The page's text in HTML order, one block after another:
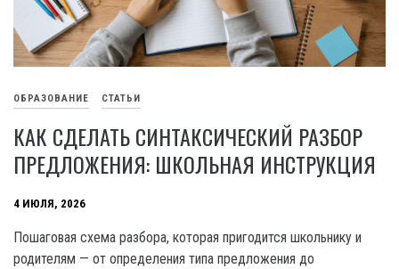
ОБРАЗОВАНИЕ СТАТЬИ
КАК СДЕЛАТЬ СИНТАКСИЧЕСКИЙ РАЗБОР
ПРЕДЛОЖЕНИЯ: ШКОЛЬНАЯ ИНСТРУКЦИЯ
4 ИЮЛЯ, 2026
Пошаговая схема разбора, которая пригодится школьнику и
родителям — от определения типа предложения до